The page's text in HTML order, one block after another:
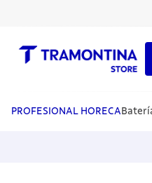
PROFESIONAL HORECA
1.
cuchillos